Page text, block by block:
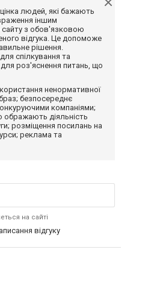
людей, які бажають
іншим
з обов'язковою
відгука. Це допоможе
рішення.
спілкування та
роз'яснення питань, що
ненормативної
безпосереднє
компаніями;
ображають діяльність
розміщення посилань на
реклама та
на сайті
відгуку